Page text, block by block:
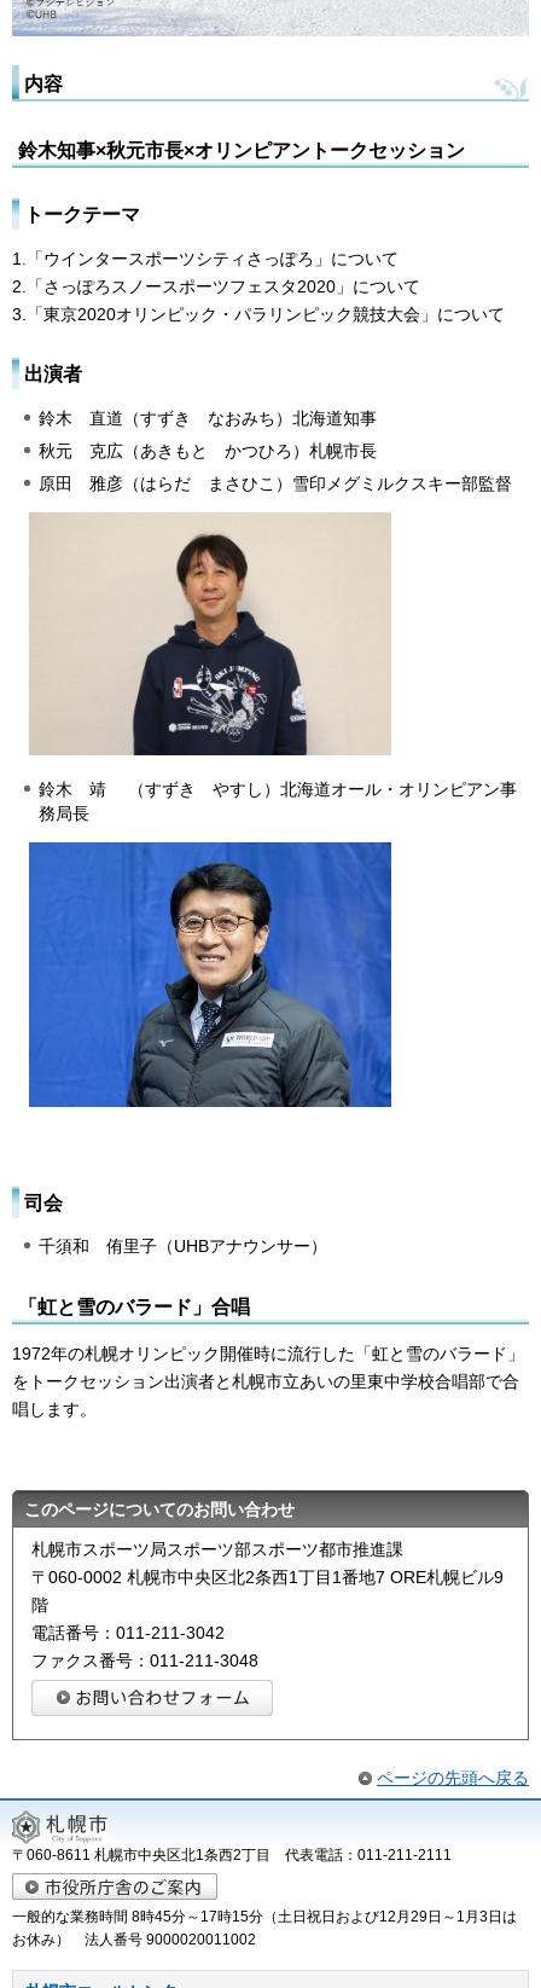
内容
鈴木知事×秋元市長×オリンピアントークセッション
トークテーマ
1.「ウインタースポーツシティさっぽろ」について
2.「さっぽろスノースポーツフェスタ2020」について
3.「東京2020オリンピック・パラリンピック競技大会」について
出演者
鈴木 直道（すずき なおみち）北海道知事
秋元 克広（あきもと かつひろ）札幌市長
原田 雅彦（はらだ まさひこ）雪印メグミルクスキー部監督
鈴木 靖 （すずき やすし）北海道オール・オリンピアン事
務局長
司会
千須和 侑里子（UHBアナウンサー）
「虹と雪のバラード」合唱
1972年の札幌オリンピック開催時に流行した「虹と雪のバラード」
をトークセッション出演者と札幌市立あいの里東中学校合唱部で合
唱します。
このページについてのお問い合わせ
札幌市スポーツ局スポーツ部スポーツ都市推進課
〒060-0002 札幌市中央区北2条西1丁目1番地7 ORE札幌ビル9
階
電話番号：011-211-3042
ファクス番号：011-211-3048
ページの先頭へ戻る
〒060-8611 札幌市中央区北1条西2丁目 代表電話：011-211-2111
一般的な業務時間 8時45分～17時15分（土日祝日および12月29日～1月3日は
お休み） 法人番号 9000020011002